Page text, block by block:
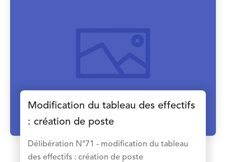
Modification du tableau des effectifs
: création de poste
Délibération N°71 - modification du tableau
des effectifs : création de poste